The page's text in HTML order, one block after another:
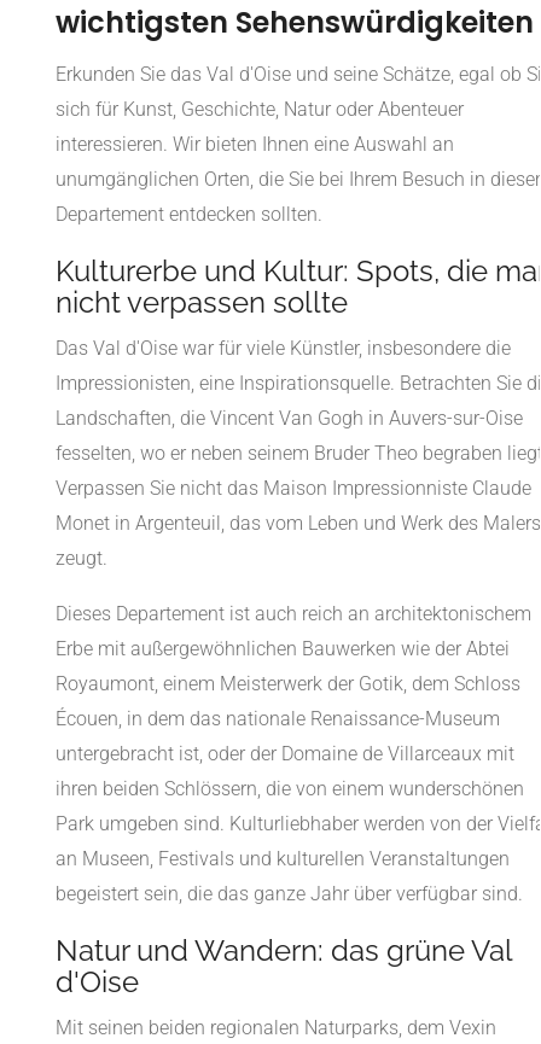
wichtigsten Sehenswürdigkeiten
Erkunden Sie das Val d'Oise und seine Schätze, egal ob
sich für Kunst, Geschichte, Natur oder Abenteuer
interessieren. Wir bieten Ihnen eine Auswahl an
unumgänglichen Orten, die Sie bei Ihrem Besuch in
Departement entdecken sollten.
Kulturerbe und Kultur: Spots, die
nicht verpassen sollte
Das Val d'Oise war für viele Künstler, insbesondere die
Impressionisten, eine Inspirationsquelle. Betrachten Sie
Landschaften, die Vincent Van Gogh in Auvers-sur-Oise
fesselten, wo er neben seinem Bruder Theo begraben
Verpassen Sie nicht das Maison Impressionniste Claude
Monet in Argenteuil, das vom Leben und Werk des Malers
zeugt.
Dieses Departement ist auch reich an architektonischem
Erbe mit außergewöhnlichen Bauwerken wie der Abtei
Royaumont, einem Meisterwerk der Gotik, dem Schloss
Écouen, in dem das nationale Renaissance-Museum
untergebracht ist, oder der Domaine de Villarceaux mit
ihren beiden Schlössern, die von einem wunderschönen
Park umgeben sind. Kulturliebhaber werden von der
an Museen, Festivals und kulturellen Veranstaltungen
begeistert sein, die das ganze Jahr über verfügbar sind.
Natur und Wandern: das grüne Val
d'Oise
Mit seinen beiden regionalen Naturparks, dem Vexin